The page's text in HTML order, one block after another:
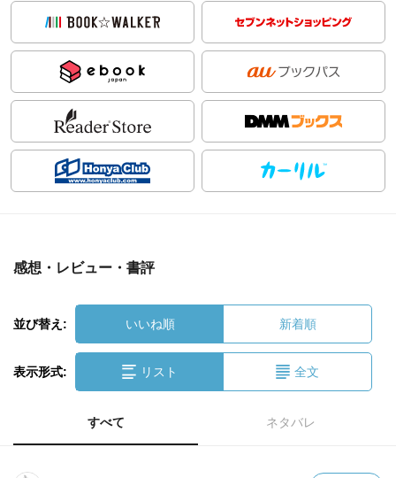
感想・レビュー・書評
並び替え: いいね順 新着順
表示形式: リスト 全文
すべて ネタバレ